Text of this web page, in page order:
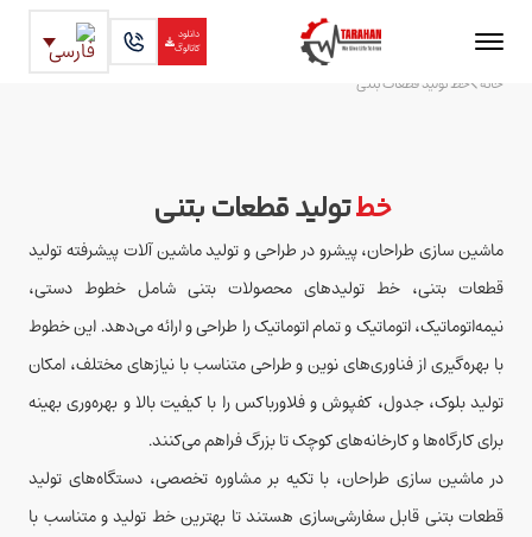
دانلود
کاتالوگ
خانه خط تولید قطعات بتنی
خطتولید قطعات بتنی
ماشین سازی طراحان، پیشرو در طراحی و تولید ماشین آلات پیشرفته تولید
قطعات بتنی، خط تولیدهای محصولات بتنی شامل خطوط دستی،
نیمه‌اتوماتیک، اتوماتیک و تمام اتوماتیک را طراحی و ارائه می‌دهد. این خطوط
با بهره‌گیری از فناوری‌های نوین و طراحی متناسب با نیازهای مختلف، امکان
تولید بلوک، جدول، کفپوش و فلاورباکس را با کیفیت بالا و بهره‌وری بهینه
برای کارگاه‌ها و کارخانه‌های کوچک تا بزرگ فراهم می‌کنند.
در ماشین سازی طراحان، با تکیه بر مشاوره تخصصی، دستگاه‌های تولید
قطعات بتنی قابل سفارشی‌سازی هستند تا بهترین خط تولید و متناسب با